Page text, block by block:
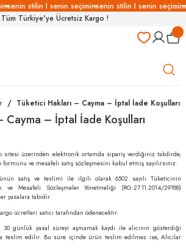
senin stilin I senin seçiminsenin stilin I senin seçimin
Tüm Türkiye'ye Ücretsiz Kargo !
Geri Dön
Geri Dön
Geri Dön
Geri Dön
Tüketici Hakları – Cayma – İptal İade Koşulları
Cayma – İptal İade Koşulları
sitesi üzerinden elektronik ortamda sipariş verdiğiniz takdirde,
ve mesafeli satış sözleşmesini kabul etmiş sayılırsınız.
satış ve teslimi ile ilgili olarak 6502 sayılı Tüketicinin
ve Mesafeli Sözleşmeler Yönetmeliği (RG:27.11.2014/29188)
yasalara tabidir.
ücretleri satıcı tarafından ödenecektir.
günlük yasal süreyi aşmamak kaydı ile alıcının gösterdiği
teslim edilir. Bu süre içinde ürün teslim edilmez ise, Alıcılar